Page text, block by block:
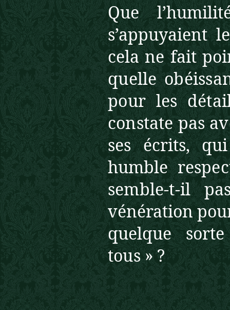
Que
s’appuyaient
cela ne fait
quelle
pour les
constate pas
ses écrits,
humble
semble-t-il
vénération
quelque
tous » ?